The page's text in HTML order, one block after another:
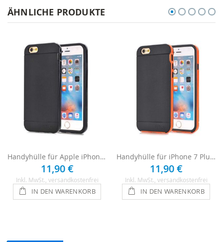
ÄHNLICHE PRODUKTE
Handyhülle für Apple iPhone 7 Plus - Schwarz
11,90 €
Inkl. MwSt. , versandkostenfrei
IN DEN WARENKORB
Handyhülle für iPhone 7 Plus - Schwarz / Orange
11,90 €
Inkl. MwSt. , versandkostenfrei
IN DEN WARENKORB